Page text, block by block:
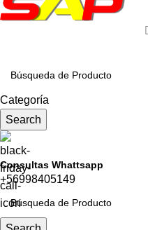
Categoría
Search
Consultas Whattsapp
+56998405149